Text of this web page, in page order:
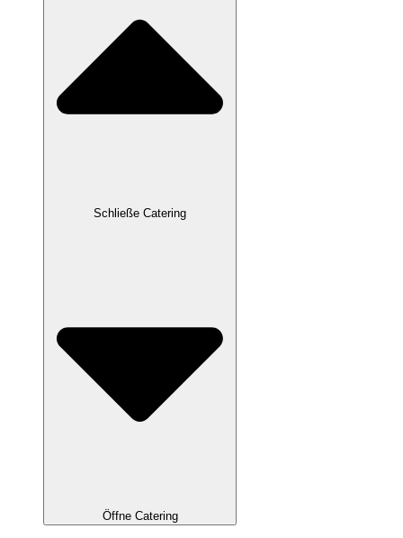
Schließe Catering
Öffne Catering